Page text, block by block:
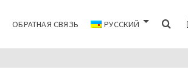
ОБРАТНАЯ СВЯЗЬ РУССКИЙ